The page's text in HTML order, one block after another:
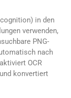
in den
verwenden,
PNG-
nach
OCR
konvertiert